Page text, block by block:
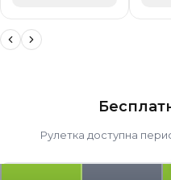
Рулетка доступна